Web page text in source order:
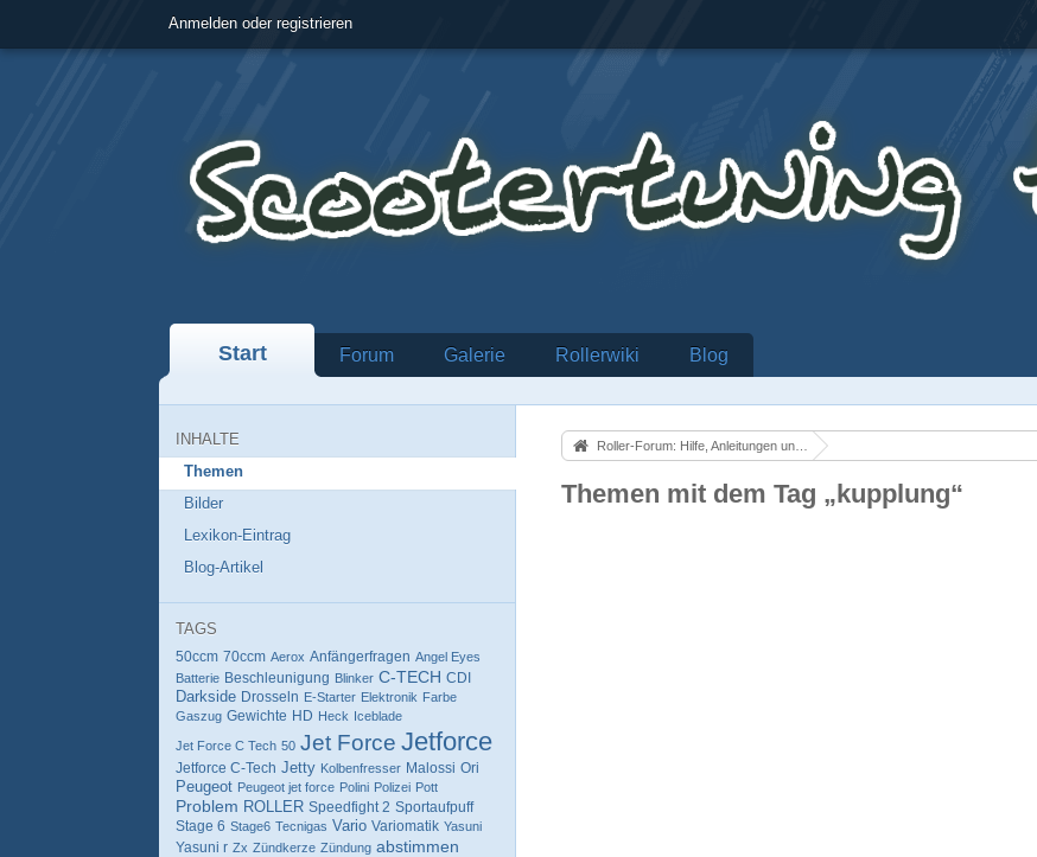
Anmelden oder registrieren
Start Forum Galerie Rollerwiki Blog
INHALTE
Themen
Bilder
Lexikon-Eintrag
Blog-Artikel
TAGS
50ccm 70ccm Aerox Anfängerfragen Angel Eyes
Batterie Beschleunigung Blinker C-TECH CDI
Darkside Drosseln E-Starter Elektronik Farbe
Gaszug Gewichte HD Heck Iceblade
Jet Force C Tech 50 Jet Force Jetforce
Jetforce C-Tech Jetty Kolbenfresser Malossi Ori
Peugeot Peugeot jet force Polini Polizei Pott
Problem ROLLER Speedfight 2 Sportaufpuff
Stage 6 Stage6 Tecnigas Vario Variomatik Yasuni
Yasuni r Zx Zündkerze Zündung abstimmen
Roller-Forum: Hilfe, Anleitungen und alles über Motorroller
Themen mit dem Tag „kupplung“